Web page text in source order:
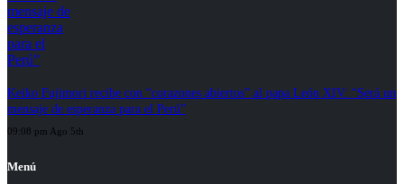
Keiko Fujimori recibe con “corazones abiertos” al papa León XIV: “Será un
mensaje de esperanza para el Perú”
09:08 pm Ago 5th
Menú